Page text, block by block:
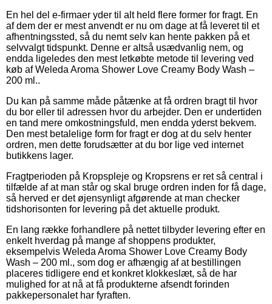
En hel del e-firmaer yder til alt held flere former for fragt. En
af dem der er mest anvendt er nu om dage at få leveret til et
afhentningssted, så du nemt selv kan hente pakken på et
selvvalgt tidspunkt. Denne er altså usædvanlig nem, og
endda ligeledes den mest letkøbte metode til levering ved
køb af Weleda Aroma Shower Love Creamy Body Wash –
200 ml..
Du kan på samme måde påtænke at få ordren bragt til hvor
du bor eller til adressen hvor du arbejder. Den er undertiden
en tand mere omkostningsfuld, men endda yderst bekvem.
Den mest betalelige form for fragt er dog at du selv henter
ordren, men dette forudsætter at du bor lige ved internet
butikkens lager.
Fragtperioden på Kropspleje og Kropsrens er ret så central i
tilfælde af at man står og skal bruge ordren inden for få dage,
så herved er det øjensynligt afgørende at man checker
tidshorisonten for levering på det aktuelle produkt.
En lang række forhandlere på nettet tilbyder levering efter en
enkelt hverdag på mange af shoppens produkter,
eksempelvis Weleda Aroma Shower Love Creamy Body
Wash – 200 ml., som dog er afhængig af at bestillingen
placeres tidligere end et konkret klokkeslæt, så de har
mulighed for at nå at få produkterne afsendt forinden
pakkepersonalet har fyraften.